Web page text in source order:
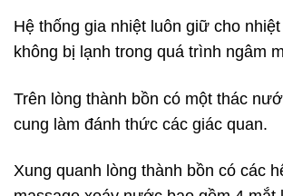
Hệ thống gia nhiệt luôn giữ cho
không bị lạnh trong quá trình ngâm
Trên lòng thành bồn có một thác
cung làm đánh thức các giác quan.
Xung quanh lòng thành bồn có các